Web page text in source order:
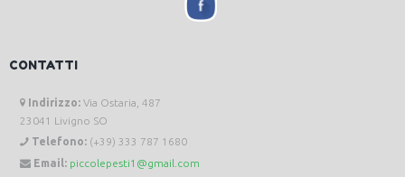
CONTATTI
Indirizzo: Via Ostaria, 487
23041 Livigno SO
Telefono: (+39) 333 787 1680
Email: piccolepesti1@gmail.com